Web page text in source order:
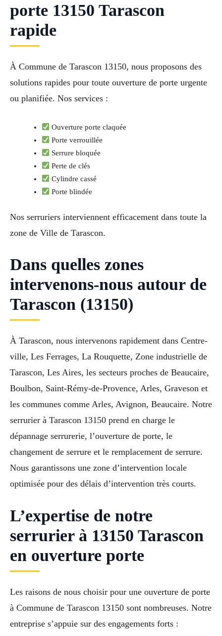
porte 13150 Tarascon
rapide
À Commune de Tarascon 13150, nous proposons des
solutions rapides pour toute ouverture de porte urgente
ou planifiée. Nos services :
Ouverture porte claquée
Porte verrouillée
Serrure bloquée
Perte de clés
Cylindre cassé
Porte blindée
Nos serruriers interviennent efficacement dans toute la
zone de Ville de Tarascon.
Dans quelles zones
intervenons-nous autour de
Tarascon (13150)
À Tarascon, nous intervenons rapidement dans Centre-
ville, Les Ferrages, La Rouquette, Zone industrielle de
Tarascon, Les Aires, les secteurs proches de Beaucaire,
Boulbon, Saint-Rémy-de-Provence, Arles, Graveson et
les communes comme Arles, Avignon, Beaucaire. Notre
serrurier à Tarascon 13150 prend en charge le
dépannage serrurerie, l’ouverture de porte, le
changement de serrure et le remplacement de serrure.
Nous garantissons une zone d’intervention locale
optimisée pour des délais d’intervention très courts.
L’expertise de notre
serrurier à 13150 Tarascon
en ouverture porte
Les raisons de nous choisir pour une ouverture de porte
à Commune de Tarascon 13150 sont nombreuses. Notre
entreprise s’appuie sur des engagements forts :